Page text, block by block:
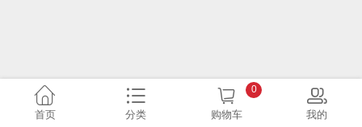
首页 分类 购物车
0
我的